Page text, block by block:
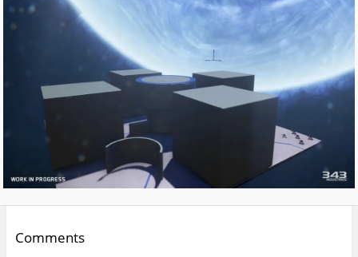
Comments